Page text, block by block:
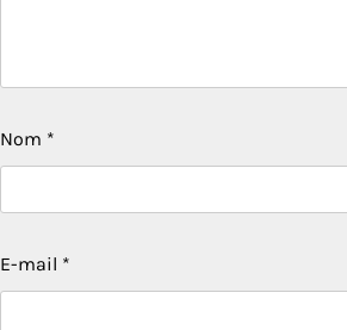
Nom *
E-mail *